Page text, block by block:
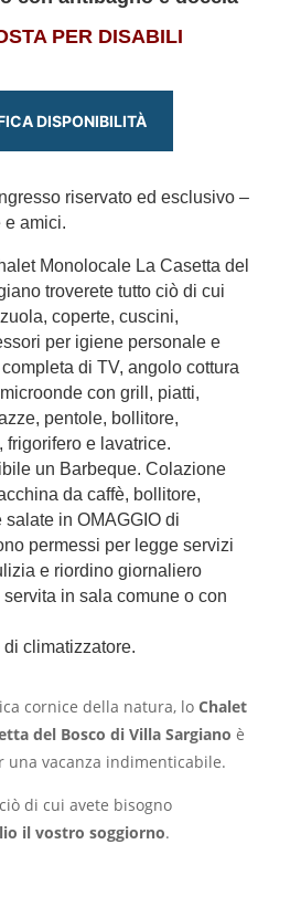
PER DISABILI
DISPONIBILITÀ
riservato ed esclusivo –
e amici.
Monolocale La Casetta del
troverete tutto ciò di cui
coperte, cuscini,
per igiene personale e
di TV, angolo cottura
con grill, piatti,
pentole, bollitore,
frigorifero e lavatrice.
un Barbeque. Colazione
da caffè, bollitore,
in OMAGGIO di
permessi per legge servizi
e riordino giornaliero
in sala comune o con
di climatizzatore.
cornice della natura, lo Chalet
del Bosco di Villa Sargiano è
una vacanza indimenticabile.
di cui avete bisogno
il vostro soggiorno.